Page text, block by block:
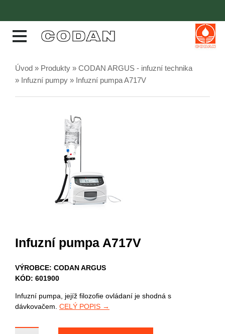
Úvod » Produkty » CODAN ARGUS - infuzní technika
» Infuzní pumpy » Infuzní pumpa A717V
Infuzní pumpa A717V
VÝROBCE: CODAN ARGUS
KÓD: 601900
Infuzní pumpa, jejíž filozofie ovládaní je shodná s
dávkovačem. CELÝ POPIS →